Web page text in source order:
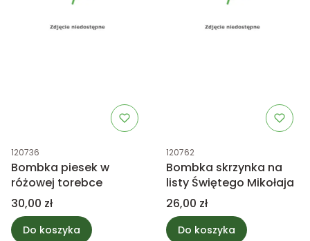
Kod produktu
120736
Bombka piesek w
różowej torebce
Cena
30,00 zł
Do koszyka
Kod produktu
120762
Bombka skrzynka na
listy Świętego Mikołaja
Cena
26,00 zł
Do koszyka